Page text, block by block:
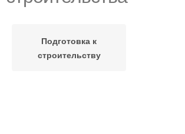
Подготовка к
строительству